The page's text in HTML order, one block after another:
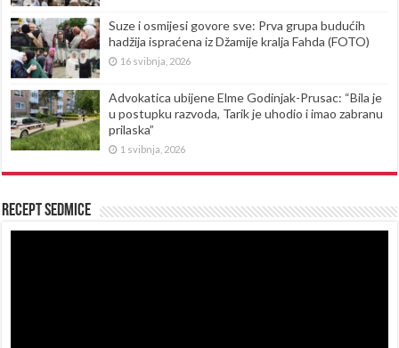
Suze i osmijesi govore sve: Prva grupa budućih
hadžija ispraćena iz Džamije kralja Fahda (FOTO)
16 svibnja, 2026
Advokatica ubijene Elme Godinjak-Prusac: “Bila je
u postupku razvoda, Tarik je uhodio i imao zabranu
prilaska”
1 svibnja, 2026
Recept sedmice